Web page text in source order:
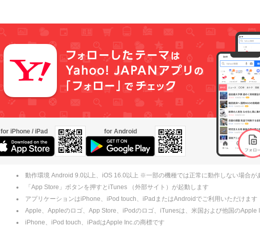
for iPhone / iPad for Android
動作環境 Android 9.0以上、iOS 16.0以上 ※一部の機種では正常に動作しない場合が
「App Store」ボタンを押すとiTunes （外部サイト）が起動します
アプリケーションはiPhone、iPod touch、iPadまたはAndroidでご利用いただけます
Apple、Appleのロゴ、App Store、iPodのロゴ、iTunesは、米国および他国のApple
iPhone、iPod touch、iPadはApple Inc.の商標です